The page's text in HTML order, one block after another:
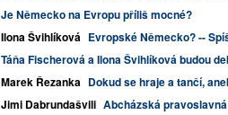
Je Německo na Evropu příliš mocné?
Ilona Švihlíková Evropské Německo? --
Táňa Fischerová a Ilona Švihlíková budou
Marek Řezanka Dokud se hraje a tančí,
Jimi Dabrundašvili Abcházská